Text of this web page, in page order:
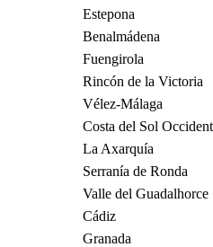
Estepona
Benalmádena
Fuengirola
Rincón de la Victoria
Vélez-Málaga
Costa del Sol
La Axarquía
Serranía de Ronda
Valle del Guadalhorce
Cádiz
Granada